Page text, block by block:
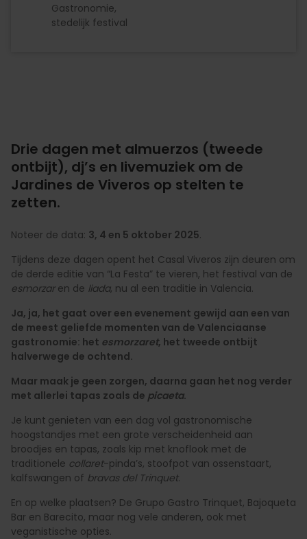
Gastronomie
stedelijk festival
Drie dagen met almuerzos (tweede
ontbijt), dj’s en livemuziek om de
Jardines de Viveros op stelten te
zetten.
Noteer de data: 3, 4 en 5 oktober 2025.
Tijdens deze dagen opent het Casal Viveros zijn deuren om
de derde editie van “La Festa” te vieren, het festival van de
esmorzar en de liada, nu al een traditie in Valencia.
Ja, ja, het gaat over een evenement gewijd aan een van
de meest geliefde momenten van de Valenciaanse
gastronomie: het esmorzaret, het tweede ontbijt
halverwege de ochtend.
Maar maak je geen zorgen, daarna gaan het nog verder
met allerlei tapas zoals de picaeta.
Je kunt genieten van een dag vol gastronomische
hoogstandjes met een grote verscheidenheid aan
broodjes en tapas, zoals kip met knoflook met de
traditionele collaret-pinda’s, stoofpot van ossenstaart,
kalfswangen of bravas del Trinquet.
En op welke plaatsen? De Grupo Gastro Trinquet, Bajoqueta
Bar en Barecito, maar nog vele anderen, ook met
veganistische opties.